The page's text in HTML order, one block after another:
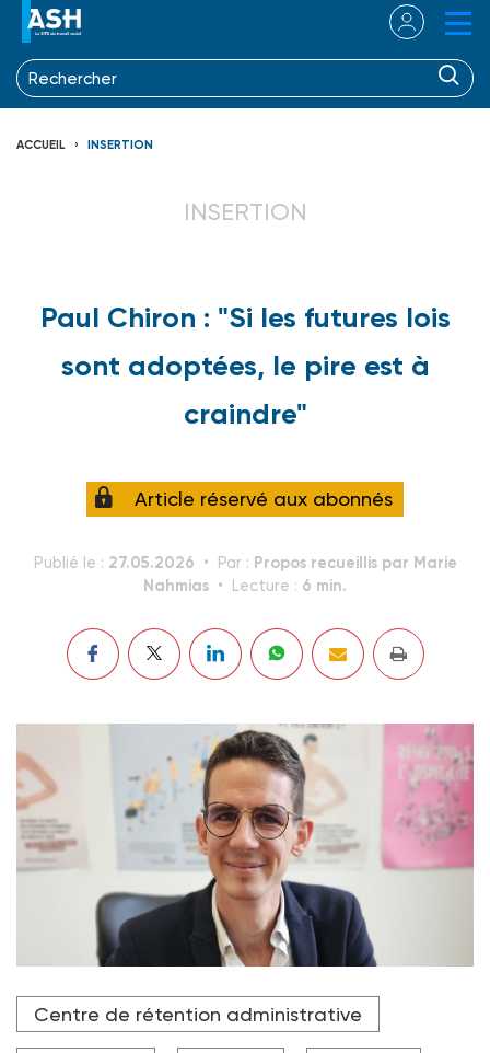
ACCUEIL INSERTION
INSERTION
Paul Chiron : "Si les futures lois
sont adoptées, le pire est à
craindre"
Article réservé aux abonnés
Publié le : 27.05.2026 Par : Propos recueillis par Marie
Nahmias
Lecture : 6 min.
"En 2023, dernière année où des enfants pouvaient
être enfermés dans les CRA hexagonaux, 80 mineurs
Centre de rétention administrative